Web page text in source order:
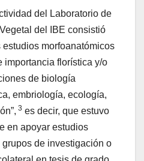
del Laboratorio de
del IBE consistió
morfoanatómicos
importancia florística y/o
de biología
embriología, ecología,
3 es decir, que estuvo
en apoyar estudios
de investigación o